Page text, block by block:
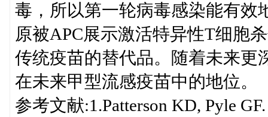
毒，所以第一轮病毒感染能有效
原被APC展示激活特异性T细胞
传统疫苗的替代品。随着未来更
在未来甲型流感疫苗中的地位。
参考文献:1.Patterson KD, Pyle